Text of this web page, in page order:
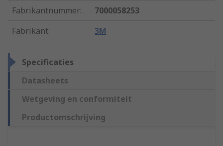
Fabrikantnummer:
7000058253
Fabrikant: 3M
Specificaties
Datasheets
Wetgeving en conformiteit
Productomschrijving